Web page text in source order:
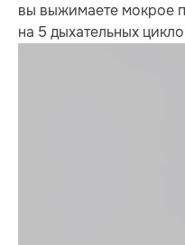
вы выжимаете мокрое
на 5 дыхательных